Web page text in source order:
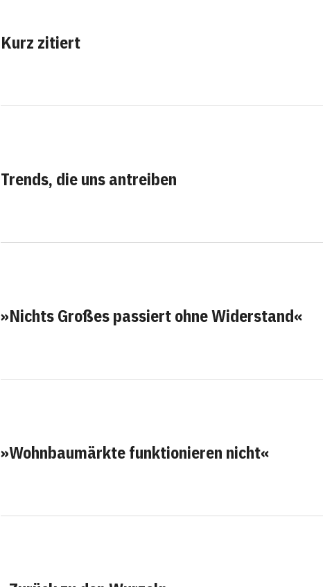
Kurz zitiert
Trends, die uns antreiben
»Nichts Großes passiert ohne Widerstand«
»Wohnbaumärkte funktionieren nicht«